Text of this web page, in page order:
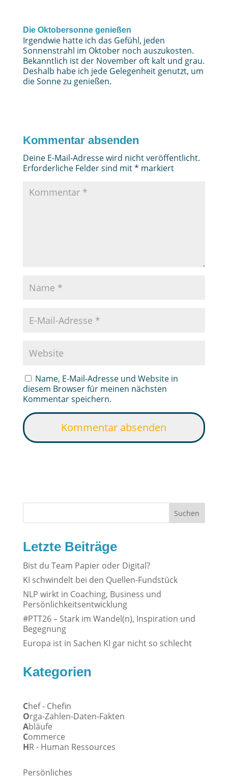
Die Oktobersonne genießen
Irgendwie hatte ich das Gefühl, jeden
Sonnenstrahl im Oktober noch auszukosten.
Bekanntlich ist der November oft kalt und grau.
Deshalb habe ich jede Gelegenheit genutzt, um
die Sonne zu genießen.
Kommentar absenden
Deine E-Mail-Adresse wird nicht veröffentlicht.
Erforderliche Felder sind mit* markiert
Name, E-Mail-Adresse und Website in
diesem Browser für meinen nächsten
Kommentar speichern.
Suchen
Letzte Beiträge
Bist du Team Papier oder Digital?
KI schwindelt bei den Quellen-Fundstück
NLP wirkt in Coaching, Business und
Persönlichkeitsentwicklung
#PTT26 – Stark im Wandel(n), Inspiration und
Begegnung
Europa ist in Sachen KI gar nicht so schlecht
Kategorien
Chef - Chefin
Orga-Zahlen-Daten-Fakten
Abläufe
Commerce
HR - Human Ressources
Persönliches